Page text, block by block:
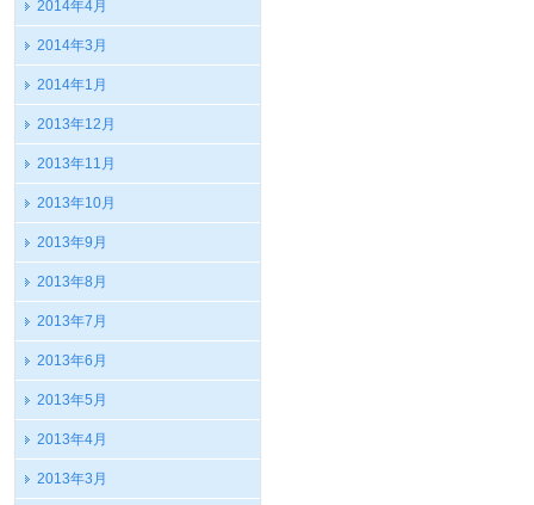
2014年4月
2014年3月
2014年1月
2013年12月
2013年11月
2013年10月
2013年9月
2013年8月
2013年7月
2013年6月
2013年5月
2013年4月
2013年3月